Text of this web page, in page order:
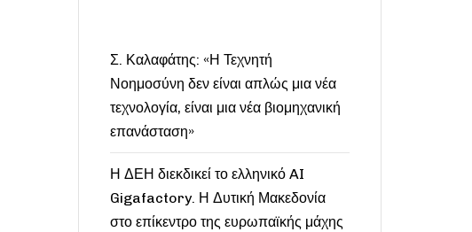
Σ. Καλαφάτης: «Η Τεχνητή
Νοημοσύνη δεν είναι απλώς μια νέα
τεχνολογία, είναι μια νέα βιομηχανική
επανάσταση»
Η ΔΕΗ διεκδικεί το ελληνικό AI
Gigafactory. Η Δυτική Μακεδονία
στο επίκεντρο της ευρωπαϊκής μάχης